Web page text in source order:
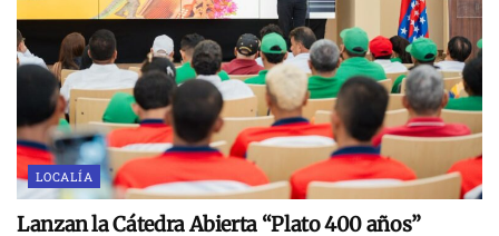
LOCALÍA
Lanzan la Cátedra Abierta “Plato 400 años”